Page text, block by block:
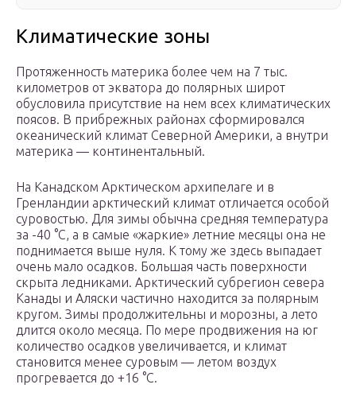
Климатические зоны
Протяженность материка более чем на 7 тыс.
километров от экватора до полярных широт
обусловила присутствие на нем всех климатических
поясов. В прибрежных районах сформировался
океанический климат Северной Америки, а внутри
материка — континентальный.
На Канадском Арктическом архипелаге и в
Гренландии арктический климат отличается особой
суровостью. Для зимы обычна средняя температура
за -40 °C, а в самые «жаркие» летние месяцы она не
поднимается выше нуля. К тому же здесь выпадает
очень мало осадков. Большая часть поверхности
скрыта ледниками. Арктический субрегион севера
Канады и Аляски частично находится за полярным
кругом. Зимы продолжительны и морозны, а лето
длится около месяца. По мере продвижения на юг
количество осадков увеличивается, и климат
становится менее суровым — летом воздух
прогревается до +16 °C.